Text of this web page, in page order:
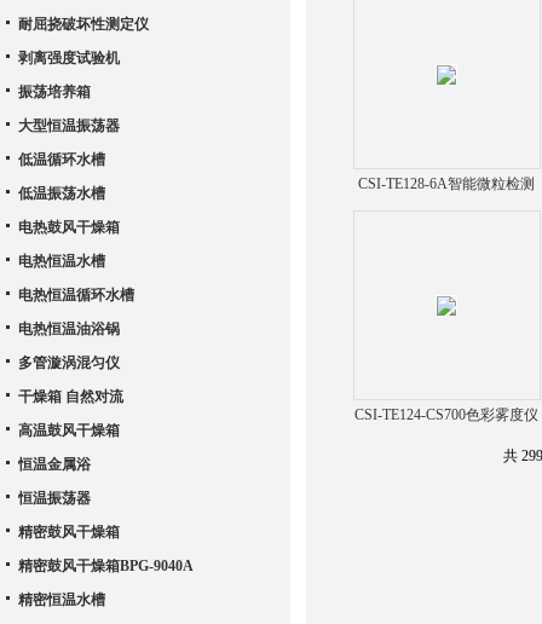
CSI-TE128-6A智能微粒检测
CSI-TE124-CS700色彩雾度仪
共
耐屈挠破坏性测定仪
剥离强度试验机
振荡培养箱
大型恒温振荡器
低温循环水槽
低温振荡水槽
电热鼓风干燥箱
电热恒温水槽
电热恒温循环水槽
电热恒温油浴锅
多管漩涡混匀仪
干燥箱 自然对流
高温鼓风干燥箱
恒温金属浴
恒温振荡器
精密鼓风干燥箱
精密鼓风干燥箱BPG-9040A
精密恒温水槽